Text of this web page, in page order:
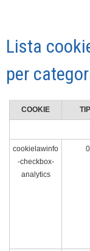
Lista
per
COOKIE
cookielawinfo
-checkbox-
analytics
0